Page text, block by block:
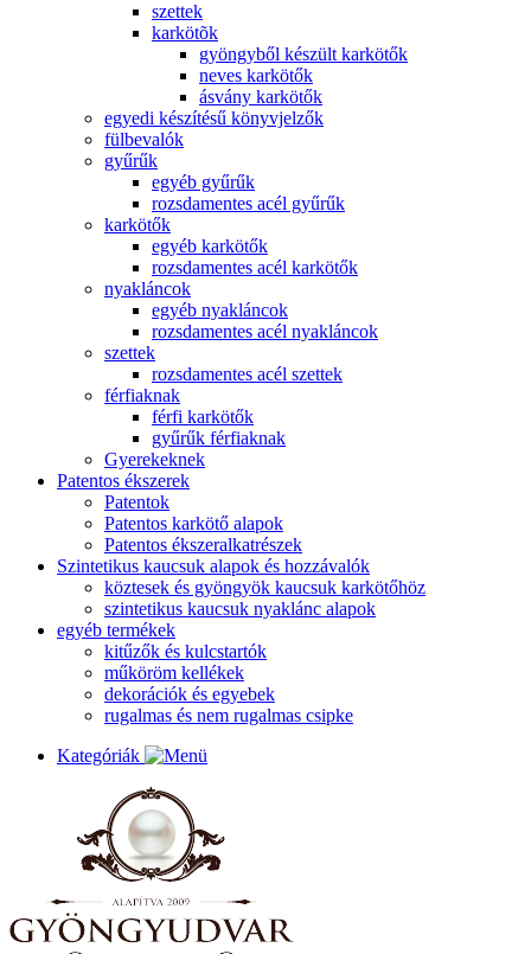
szettek
karkötõk
gyöngyből készült karkötők
neves karkötők
ásvány karkötők
egyedi készítésű könyvjelzők
fülbevalók
gyűrűk
egyéb gyűrűk
rozsdamentes acél gyűrűk
karkötők
egyéb karkötők
rozsdamentes acél karkötők
nyakláncok
egyéb nyakláncok
rozsdamentes acél nyakláncok
szettek
rozsdamentes acél szettek
férfiaknak
férfi karkötők
gyűrűk férfiaknak
Gyerekeknek
Patentos ékszerek
Patentok
Patentos karkötő alapok
Patentos ékszeralkatrészek
Szintetikus kaucsuk alapok és hozzávalók
köztesek és gyöngyök kaucsuk karkötőhöz
szintetikus kaucsuk nyaklánc alapok
egyéb termékek
kitűzők és kulcstartók
műköröm kellékek
dekorációk és egyebek
rugalmas és nem rugalmas csipke
Kategóriák